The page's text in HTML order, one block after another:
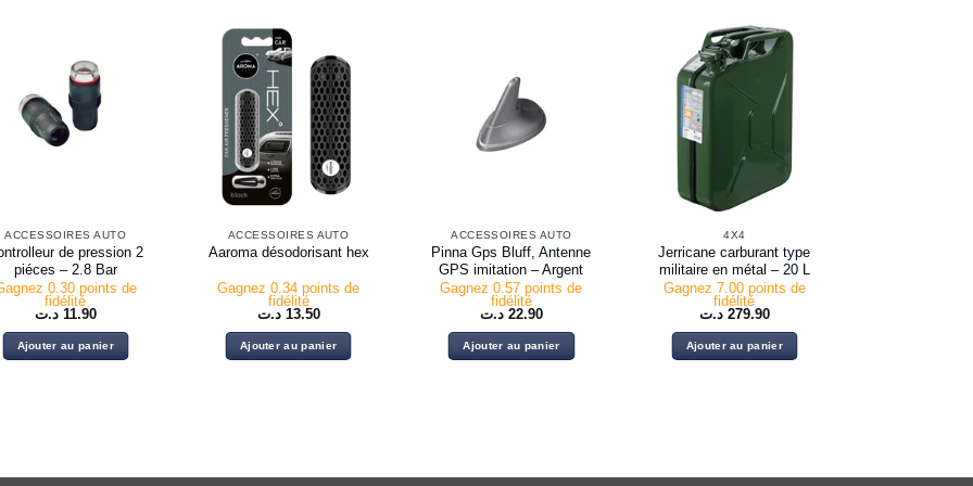
ACCESSOIRES AUTO
de pression 2
piéces – 2.8 Bar
0.30 points de
fidélité
11.90 د.ت
Ajouter au panier
ACCESSOIRES AUTO
Aaroma désodorisant hex
Gagnez 0.34 points de
fidélité
13.50 د.ت
Ajouter au panier
ACCESSOIRES AUTO
Pinna Gps Bluff, Antenne
GPS imitation – Argent
Gagnez 0.57 points de
fidélité
22.90 د.ت
Ajouter au panier
4X4
Jerricane carburant type
militaire en métal – 20 L
Gagnez 7.00 points de
fidélité
279.90 د.ت
Ajouter au panier